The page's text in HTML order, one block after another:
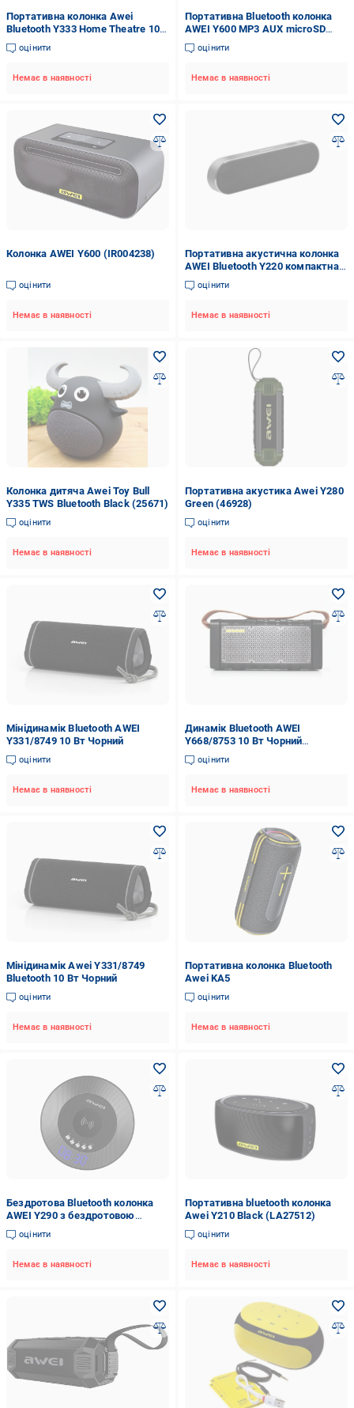
Портативна колонка Awei
Bluetooth Y333 Home Theatre 10
Вт Чорний
оцінити
Немає в наявності
Портативна Bluetooth колонка
AWEI Y600 MP3 AUX microSD
2600mAh Червоний (SUN6638)
оцінити
Немає в наявності
Колонка AWEI Y600 (IR004238)
оцінити
Немає в наявності
Портативна акустична колонка
AWEI Bluetooth Y220 компактна
2000 mAh 6Вт
оцінити
Немає в наявності
Колонка дитяча Awei Toy Bull
Y335 TWS Bluetooth Black (25671)
оцінити
Немає в наявності
Портативна акустика Awei Y280
Green (46928)
оцінити
Немає в наявності
Мінідинамік Bluetooth AWEI
Y331/8749 10 Вт Чорний
оцінити
Немає в наявності
Динамік Bluetooth AWEI
Y668/8753 10 Вт Чорний
(22621366)
оцінити
Немає в наявності
Мінідинамік Awei Y331/8749
Bluetooth 10 Вт Чорний
оцінити
Немає в наявності
Портативна колонка Bluetooth
Awei KA5
оцінити
Немає в наявності
Бездротова Bluetooth колонка
AWEI Y290 з бездротовою
зарядкою QI 2в1 3000mAh
Чорний (SUN1943)
оцінити
Немає в наявності
Портативна bluetooth колонка
Awei Y210 Black (LA27512)
оцінити
Немає в наявності